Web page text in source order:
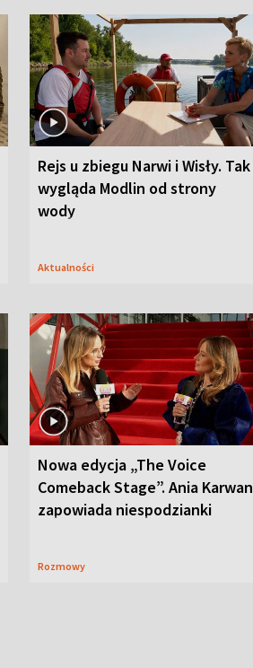
Rejs u zbiegu Narwi i Wisły. Tak
wygląda Modlin od strony
wody
Aktualności
Nowa edycja „The Voice
Comeback Stage”. Ania Karwan
zapowiada niespodzianki
Rozmowy